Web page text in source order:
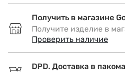
Получить в магазине
Получите изделие в
•
Проверить наличие
DPD. Доставка в